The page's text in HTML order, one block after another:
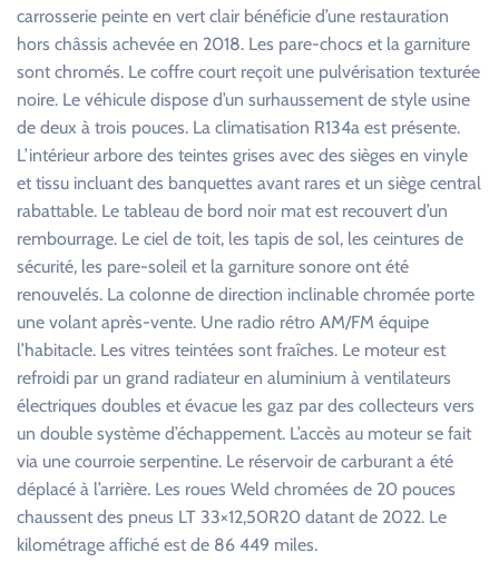
carrosserie peinte en vert clair bénéficie d’une restauration
hors châssis achevée en 2018. Les pare-chocs et la garniture
sont chromés. Le coffre court reçoit une pulvérisation texturée
noire. Le véhicule dispose d’un surhaussement de style usine
de deux à trois pouces. La climatisation R134a est présente.
L’intérieur arbore des teintes grises avec des sièges en vinyle
et tissu incluant des banquettes avant rares et un siège central
rabattable. Le tableau de bord noir mat est recouvert d’un
rembourrage. Le ciel de toit, les tapis de sol, les ceintures de
sécurité, les pare-soleil et la garniture sonore ont été
renouvelés. La colonne de direction inclinable chromée porte
une volant après-vente. Une radio rétro AM/FM équipe
l’habitacle. Les vitres teintées sont fraîches. Le moteur est
refroidi par un grand radiateur en aluminium à ventilateurs
électriques doubles et évacue les gaz par des collecteurs vers
un double système d’échappement. L’accès au moteur se fait
via une courroie serpentine. Le réservoir de carburant a été
déplacé à l’arrière. Les roues Weld chromées de 20 pouces
chaussent des pneus LT 33×12,50R20 datant de 2022. Le
kilométrage affiché est de 86 449 miles.